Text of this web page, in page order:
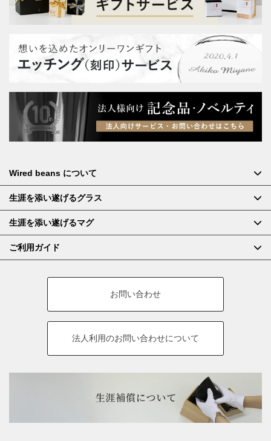
Wired beans について
生涯を添い遂げるグラス
生涯を添い遂げるマグ
ご利用ガイド
お問い合わせ
法人利用のお問い合わせについて